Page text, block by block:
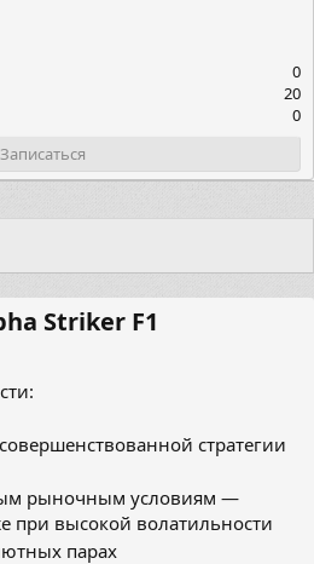
0
20
0
Записаться
Striker F1​
стратегии
рыночным условиям —
при высокой волатильности
парах